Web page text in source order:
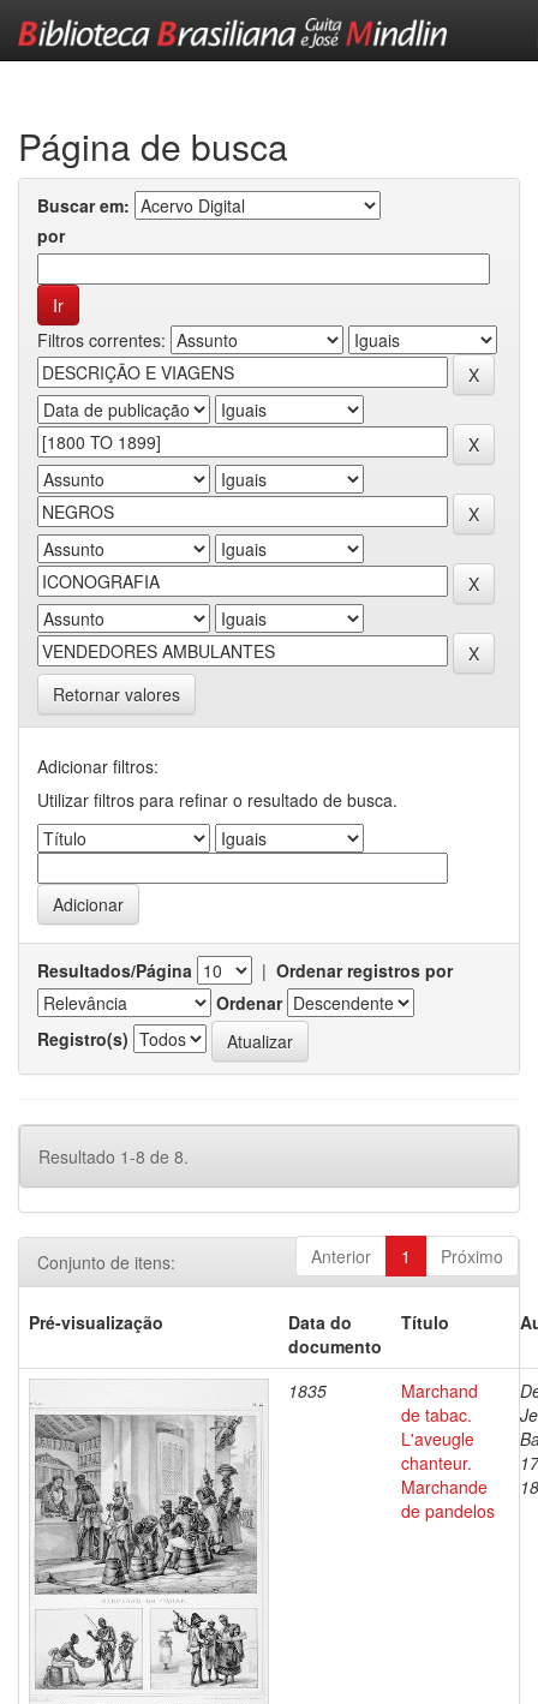
Página de busca
Buscar em:
por
Filtros correntes:
Retornar valores
Adicionar filtros:
Utilizar filtros para refinar o resultado de busca.
Resultados/Página | Ordenar registros por
Ordenar
Registro(s)
Resultado 1-8 de 8.
Anterior 1 Próximo
Conjunto de itens:
Pré-visualização
Data do
documento
Título
1835
Marchand
de tabac.
L'aveugle
chanteur.
Marchande
de pandelos